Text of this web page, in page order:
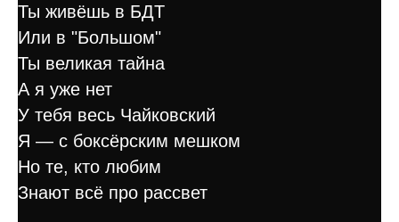
Ты живёшь в БДТ
Или в "Большом"
Ты великая тайна
А я уже нет
У тебя весь Чайковский
Я — с боксёрским мешком
Но те, кто любим
Знают всё про рассвет